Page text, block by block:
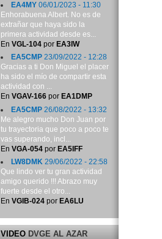
EA4MY06/01/2023 - 11:30
Enhorabuena Albert. No es de
extrañar que haya sido la
primera actividad desde es...
En VGL-104por EA3IW
EA5CMP23/09/2022 - 12:28
Gracias a ti Don Miguel el placer
ha sido el mío de compartir esta
actividad con ...
En VGAV-166por EA1DMP
EA5CMP26/08/2022 - 13:32
Me alegro mucho Don Juan por
tu trayectoria que poco a poco te
vas superando, incl...
En VGA-054por EA5IFF
LW8DMK29/06/2022 - 22:58
Que lindo ver tu gran actividad
amigo querido !!! Abrazo muy
fuerte desde el otro...
En VGIB-024por EA6LU
VIDEODVGE AL AZAR